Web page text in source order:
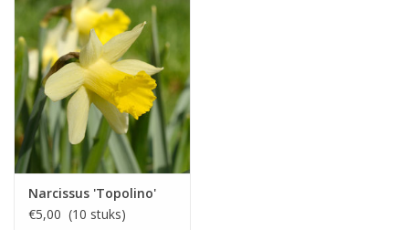
Narcissus 'Topolino'
€5,00 (10 stuks)